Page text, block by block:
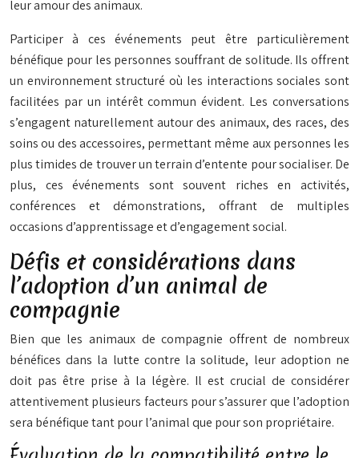
leur amour des animaux.
Participer à ces événements peut être particulièrement
bénéfique pour les personnes souffrant de solitude. Ils offrent
un environnement structuré où les interactions sociales sont
facilitées par un intérêt commun évident. Les conversations
s’engagent naturellement autour des animaux, des races, des
soins ou des accessoires, permettant même aux personnes les
plus timides de trouver un terrain d’entente pour socialiser. De
plus, ces événements sont souvent riches en activités,
conférences et démonstrations, offrant de multiples
occasions d’apprentissage et d’engagement social.
Défis et considérations dans
l’adoption d’un animal de
compagnie
Bien que les animaux de compagnie offrent de nombreux
bénéfices dans la lutte contre la solitude, leur adoption ne
doit pas être prise à la légère. Il est crucial de considérer
attentivement plusieurs facteurs pour s’assurer que l’adoption
sera bénéfique tant pour l’animal que pour son propriétaire.